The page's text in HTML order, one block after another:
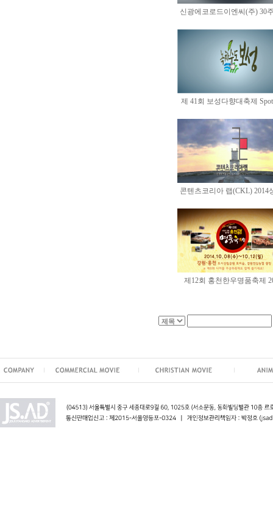
신광에코로드이엔씨(주) 30
제 41회 보성다향대축제
콘텐츠코리아 랩(CKL) 2014
제12회 홍천한우명품축제